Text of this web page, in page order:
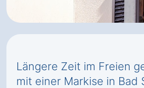
Längere Zeit im Freien
mit einer Markise in Bad